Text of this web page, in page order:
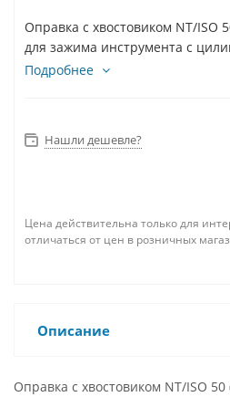
Оправка с хвостовиком NT/ISO
для зажима инструмента с
хвостовиком ⌀50.8 mm. WELDON
Подробнее
Нашли дешевле?
Цена действительна только для
отличаться от цен в розничных
Описание
Оправка с хвостовиком NT/ISO 50